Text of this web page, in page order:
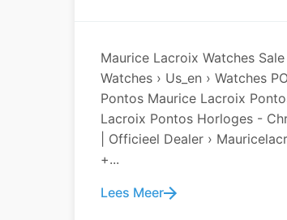
Maurice Lacroix Watches
Watches › Us_en › Watches
Pontos Maurice Lacroix
Lacroix Pontos Horloges -
| Officieel Dealer ›
+...
Lees Meer